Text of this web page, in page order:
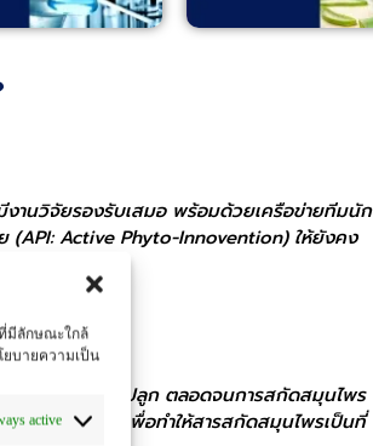
มีลักษณะใกล้
ยบายความเป็น
active
งานวิจัยรองรับเสมอ พร้อมด้วยเครือข่ายทีมนัก
(API: Active Phyto-Innovention) ให้ยังคง
ก”
กสายพันธุ์ การปลูก ตลอดจนการสกัดสมุนไพร
รฐานสากล เพื่อทำให้สารสกัดสมุนไพรเป็นที่